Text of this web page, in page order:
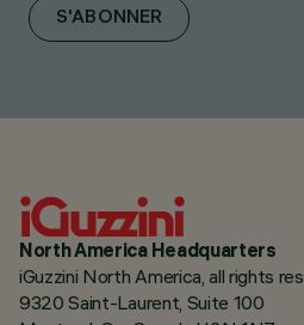
S'ABONNER
North America Headquarters
iGuzzini North America, all rights
9320 Saint-Laurent, Suite 100